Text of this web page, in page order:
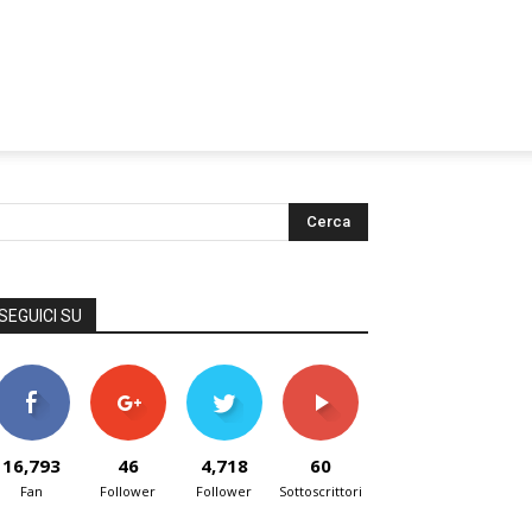
SU
16,793
Fan
46
Follower
4,718
Follower
60
Sottoscrittori